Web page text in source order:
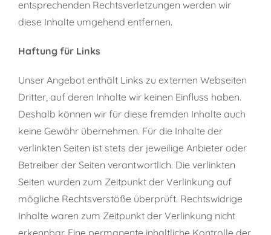
entsprechenden Rechtsverletzungen werden wir
diese Inhalte umgehend entfernen.
Haftung für Links
Unser Angebot enthält Links zu externen Webseiten
Dritter, auf deren Inhalte wir keinen Einfluss haben.
Deshalb können wir für diese fremden Inhalte auch
keine Gewähr übernehmen. Für die Inhalte der
verlinkten Seiten ist stets der jeweilige Anbieter oder
Betreiber der Seiten verantwortlich. Die verlinkten
Seiten wurden zum Zeitpunkt der Verlinkung auf
mögliche Rechtsverstöße überprüft. Rechtswidrige
Inhalte waren zum Zeitpunkt der Verlinkung nicht
erkennbar. Eine permanente inhaltliche Kontrolle der